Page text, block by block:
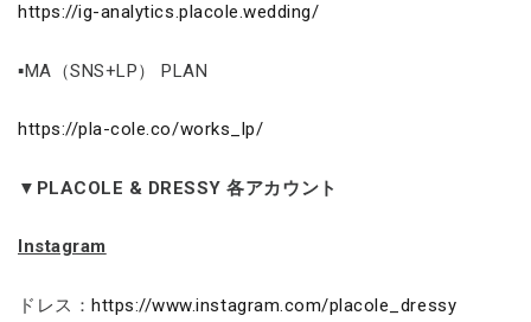
https://ig-analytics.placole.wedding/
▪MA（SNS+LP） PLAN
https://pla-cole.co/works_lp/
▼PLACOLE & DRESSY 各アカウント
Instagram
ドレス：https://www.instagram.com/placole_dressy